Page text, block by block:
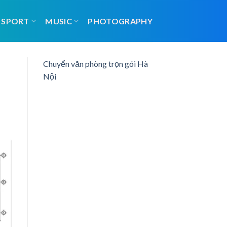
SPORT MUSIC PHOTOGRAPHY
Chuyển văn phòng trọn gói Hà
Nội